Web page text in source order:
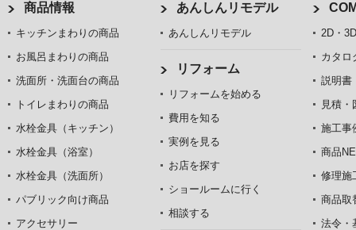
商品情報
キッチンまわりの商品
お風呂まわりの商品
洗面所・洗面台の商品
トイレまわりの商品
水栓金具（キッチン）
水栓金具（浴室）
水栓金具（洗面所）
パブリック向け商品
アクセサリー
あんしんリモデル
あんしんリモデル
リフォーム
リフォームを始める
費用を知る
実例を見る
お店を探す
ショールームに行く
相談する
2D・
カタロ
説明書
見積・
施工事
商品
修理施
商品取
法令・